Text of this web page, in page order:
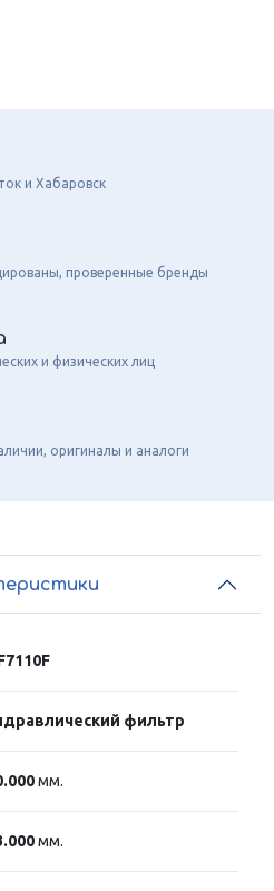
и Хабаровск
проверенные бренды
и физических лиц
оригиналы и аналоги
фильтр
мм.
мм.